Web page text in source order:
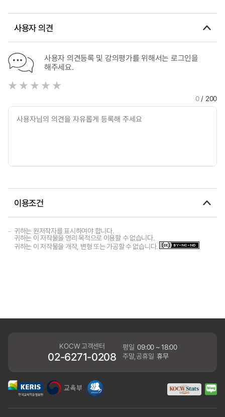
사용자 의견
사용자 의견등록 및 강의평가를 위해서는 로그인을
해주세요.
0/ 200
이용조건
귀하는 원저작자를 표시하여야 합니다.
귀하는 이 저작물을 영리 목적으로 이용할 수 없습니다.
귀하는 이 저작물을 개작, 변형 또는 가공할 수 없습니다.
KOCW 고객센터
02-6271-0208
평일 09:00 ~ 18:00
주말,공휴일 휴무